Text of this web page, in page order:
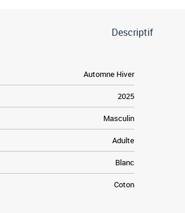
Descriptif
Automne Hiver
2025
Masculin
Adulte
Blanc
Coton